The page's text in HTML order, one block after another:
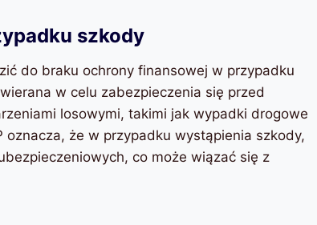
szkody
do braku ochrony finansowej w przypadku
w celu zabezpieczenia się przed
losowymi, takimi jak wypadki drogowe
że w przypadku wystąpienia szkody,
co może wiązać się z